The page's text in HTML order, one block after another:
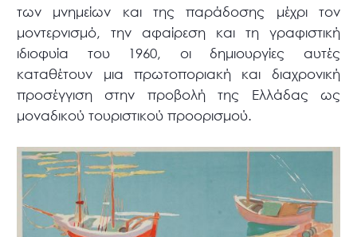
των μνημείων και της παράδοσης μέχρι τον
μοντερνισμό, την αφαίρεση και τη γραφιστική
ιδιοφυία του 1960, οι δημιουργίες αυτές
καταθέτουν μια πρωτοποριακή και διαχρονική
προσέγγιση στην προβολή της Ελλάδας ως
μοναδικού τουριστικού προορισμού.